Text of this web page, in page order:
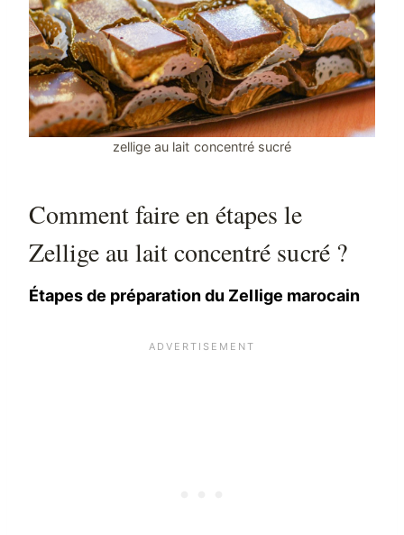
zellige au lait concentré sucré
Comment faire en étapes le
Zellige au lait concentré sucré ?
Étapes de préparation du Zellige marocain